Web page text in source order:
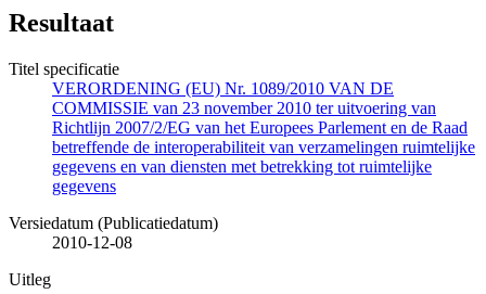
Resultaat
Titel specificatie
VERORDENING (EU) Nr. 1089/2010 VAN DE
COMMISSIE van 23 november 2010 ter uitvoering van
Richtlijn 2007/2/EG van het Europees Parlement en de Raad
betreffende de interoperabiliteit van verzamelingen ruimtelijke
gegevens en van diensten met betrekking tot ruimtelijke
gegevens
Versiedatum (Publicatiedatum)
2010-12-08
Uitleg